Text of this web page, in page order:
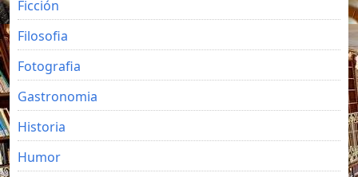
Ficción
Filosofia
Fotografia
Gastronomia
Historia
Humor